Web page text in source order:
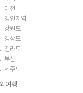
대전
경인지역
강원도
경상도
전라도
부산
제주도
여행